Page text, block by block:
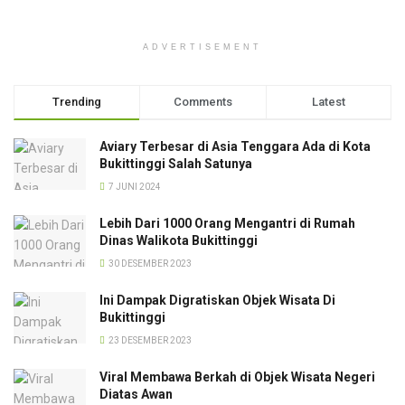
ADVERTISEMENT
Trending Comments Latest
Aviary Terbesar di Asia Tenggara Ada di Kota
Bukittinggi Salah Satunya
7 JUNI 2024
Lebih Dari 1000 Orang Mengantri di Rumah
Dinas Walikota Bukittinggi
30 DESEMBER 2023
Ini Dampak Digratiskan Objek Wisata Di
Bukittinggi
23 DESEMBER 2023
Viral Membawa Berkah di Objek Wisata Negeri
Diatas Awan